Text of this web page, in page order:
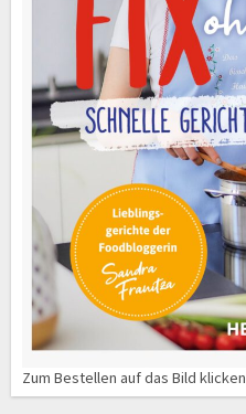
Zum Bestellen auf das Bild klicken